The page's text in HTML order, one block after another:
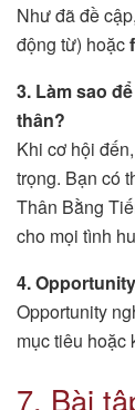
Như đã đề
động từ) hoặc
3. Làm sao
thân?
Khi cơ hội
trọng. Bạn có
Thân Bằng
cho mọi tình
4.
Opportunity
mục tiêu hoặc
7. Bài